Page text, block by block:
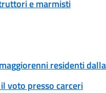
e marmisti
residenti
voto presso carceri